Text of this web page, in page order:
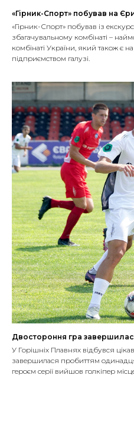
«Гірник-Спорт» побував на
«Гірник-Спорт» побував із
збагачувальному комбінаті –
комбінаті України, який також є
підприємством галузі.
Двостороння гра
У Горішніх Плавнях відбувся
завершилася пробиттям
героєм серії вийшов голкіпер